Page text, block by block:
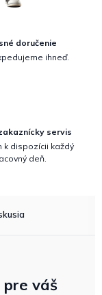
doručenie
ihneď.
servis
k dispozícii každý
deň.
váš